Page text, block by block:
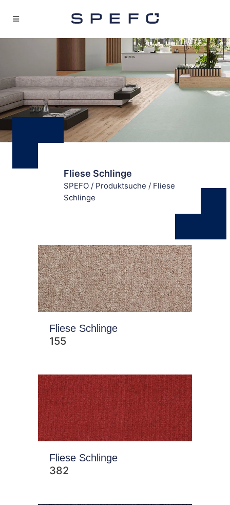
Fliese Schlinge
SPEFO / Produktsuche / Fliese
Schlinge
Fliese Schlinge
155
Fliese Schlinge
382